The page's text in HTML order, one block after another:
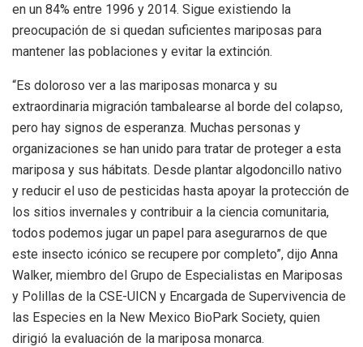
en un 84% entre 1996 y 2014. Sigue existiendo la
preocupación de si quedan suficientes mariposas para
mantener las poblaciones y evitar la extinción.
“Es doloroso ver a las mariposas monarca y su
extraordinaria migración tambalearse al borde del colapso,
pero hay signos de esperanza. Muchas personas y
organizaciones se han unido para tratar de proteger a esta
mariposa y sus hábitats. Desde plantar algodoncillo nativo
y reducir el uso de pesticidas hasta apoyar la protección de
los sitios invernales y contribuir a la ciencia comunitaria,
todos podemos jugar un papel para asegurarnos de que
este insecto icónico se recupere por completo”, dijo Anna
Walker, miembro del Grupo de Especialistas en Mariposas
y Polillas de la CSE-UICN y Encargada de Supervivencia de
las Especies en la New Mexico BioPark Society, quien
dirigió la evaluación de la mariposa monarca.